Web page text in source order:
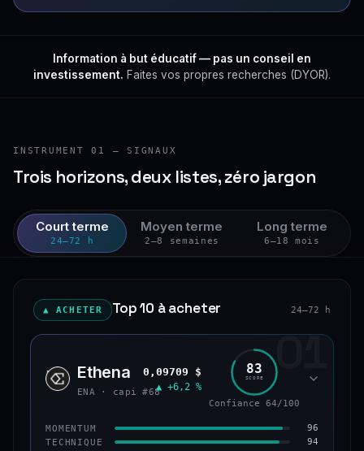
Information à but éducatif — pas un conseil en
investissement. Faites vos propres recherches (DYOR).
INSTRUMENT 01 — SIGNAUX
Trois horizons, deux listes, zéro jargon
Court terme
24–72 h
Moyen terme
2–8 semaines
Long terme
6–18 mois
▲ ACHETER Top 10 à acheter 24–72 h
01
ENA Ethena
ENA · capi #68
0,09709 $
▲ +6,2 %
83
SCORE
Confiance 64/100
MOMENTUM 96
TECHNIQUE 94